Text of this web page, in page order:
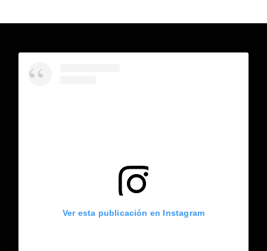
Ver esta publicación en Instagram